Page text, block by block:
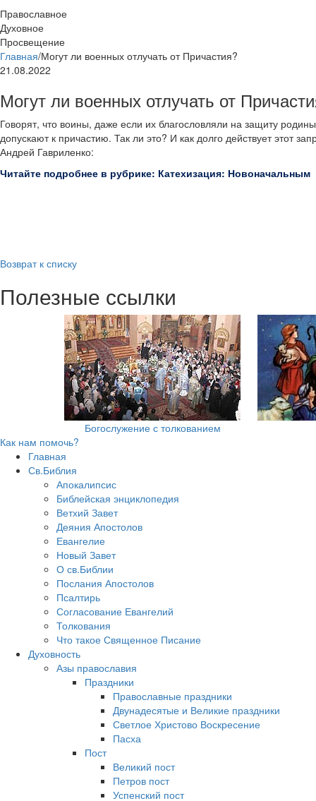
Православное
Духовное
Просвещение
Главная/Могут ли военных отлучать от Причастия?
21.08.2022
Могут ли военных отлучать от
Говорят, что воины, даже если их благословляли на защиту
допускают к причастию. Так ли это? И как долго действует этот
Андрей Гавриленко:
Читайте подробнее в рубрике: Катехизация: Новоначальным
Возврат к списку
Полезные ссылки
Богослужение с толкованием
Как нам помочь?
Главная
Св.Библия
Апокалипсис
Библейская энциклопедия
Ветхий Завет
Деяния Апостолов
Евангелие
Новый Завет
О св.Библии
Послания Апостолов
Псалтирь
Согласование Евангелий
Толкования
Что такое Священное Писание
Духовность
Азы православия
Праздники
Православные праздники
Двунадесятые и Великие праздники
Светлое Христово Воскресение
Пасха
Пост
Великий пост
Петров пост
Успенский пост